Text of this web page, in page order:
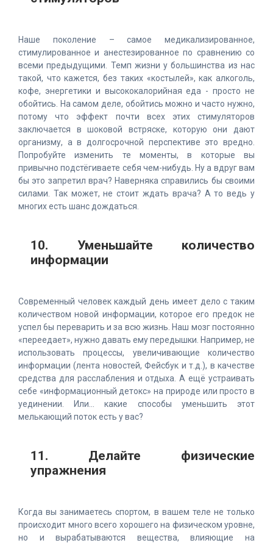
Наше поколение – самое медикализированное,
стимулированное и анестезированное по сравнению со
всеми предыдущими. Темп жизни у большинства из нас
такой, что кажется, без таких «костылей», как алкоголь,
кофе, энергетики и высококалорийная еда - просто не
обойтись. На самом деле, обойтись можно и часто нужно,
потому что эффект почти всех этих стимуляторов
заключается в шоковой встряске, которую они дают
организму, а в долгосрочной перспективе это вредно.
Попробуйте изменить те моменты, в которые вы
привычно подстёгиваете себя чем-нибудь. Ну а вдруг вам
бы это запретил врач? Наверняка справились бы своими
силами. Так может, не стоит ждать врача? А то ведь у
многих есть шанс дождаться.
10. Уменьшайте количество
информации
Современный человек каждый день имеет дело с таким
количеством новой информации, которое его предок не
успел 6ы переварить и за всю жизнь. Наш мозг постоянно
«переедает», нужно давать ему передышки. Например, не
использовать процессы, увеличивающие количество
информации (лента новостей, Фейсбук и т.д.), в качестве
средства для расслабления и отдыха. А ещё устраивать
себе «информационный детокс» на природе или просто в
уединении. Или... какие способы уменьшить этот
мелькающий поток есть у вас?
11. Делайте физические
упражнения
Когда вы занимаетесь спортом, в вашем теле не только
происходит много всего хорошего на физическом уровне,
но и вырабатываются вещества, влияющие на